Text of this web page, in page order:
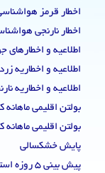
اخطار قرمز
اخطار نارنجی
اطلاعیه و اخطارهای
اطلاعیه و اخطاریه
اطلاعیه و اخطاریه
بولتن اقلیمی
بولتن اقلیمی
پایش خشکسالی
پیش بینی 5 روزه استان مازندران با کمینه و بیشینه دما